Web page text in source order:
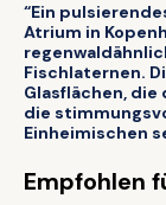
“Ein
Atrium in
Fischlaternen.
Glasflächen, die
die
Einheimischen
Empfohlen